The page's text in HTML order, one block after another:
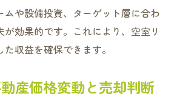
ムや設備投資、ターゲット層に合わ
効果的です。これにより、空室リ
収益を確保できます。
産価格変動と売却判断